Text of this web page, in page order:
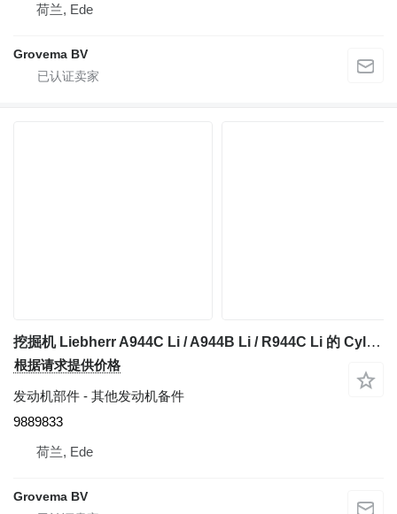
荷兰, Ede
Grovema BV
挖掘机 Liebherr A944C Li / A944B Li / R944C Li 的 Cylinder Block Left Complete Liebherr Cylinder Block Left Complete LPVD 140/150 9889833
根据请求提供价格
发动机部件 - 其他发动机备件
9889833
荷兰, Ede
Grovema BV